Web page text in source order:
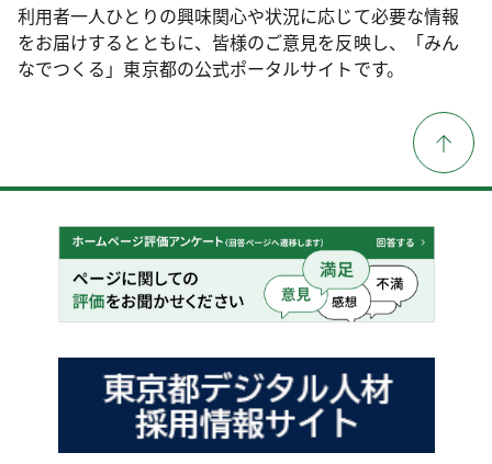
利用者一人ひとりの興味関心や状況に応じて必要な情報
をお届けするとともに、皆様のご意見を反映し、「みん
なでつくる」東京都の公式ポータルサイトです。